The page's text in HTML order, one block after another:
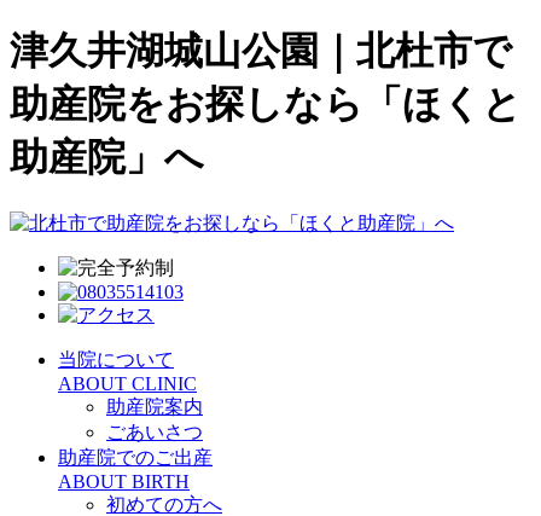
津久井湖城山公園｜北杜市で
助産院をお探しなら「ほくと
助産院」へ
当院について
ABOUT CLINIC
助産院案内
ごあいさつ
助産院でのご出産
ABOUT BIRTH
初めての方へ